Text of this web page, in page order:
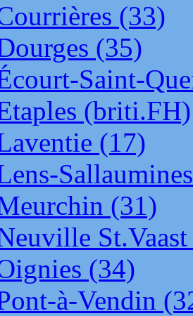
(33)
(35)
Saint-
(briti.FH)
(17)
(31)
(34)
à-Vendin